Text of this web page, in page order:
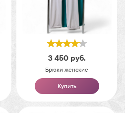
3 450 руб.
Брюки женские
Купить